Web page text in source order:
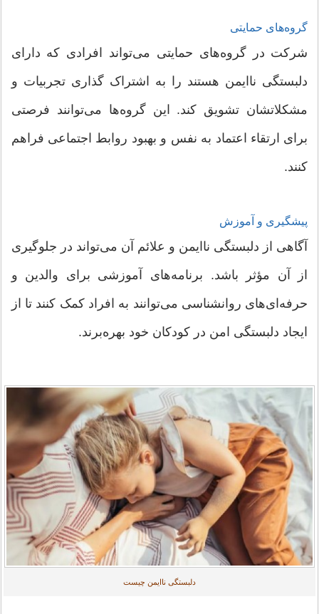
گروه‌های حمایتی
شرکت در گروه‌های حمایتی می‌تواند افرادی که دارای
دلبستگی ناایمن هستند را به اشتراک گذاری تجربیات و
مشکلاتشان تشویق کند. این گروه‌ها می‌توانند فرصتی
برای ارتقاء اعتماد به نفس و بهبود روابط اجتماعی فراهم
کنند.
پیشگیری و آموزش
آگاهی از دلبستگی ناایمن و علائم آن می‌تواند در جلوگیری
از آن مؤثر باشد. برنامه‌های آموزشی برای والدین و
حرفه‌ای‌های روانشناسی می‌توانند به افراد کمک کنند تا از
ایجاد دلبستگی امن در کودکان خود بهره‌برند.
دلبستگی ناایمن چیست